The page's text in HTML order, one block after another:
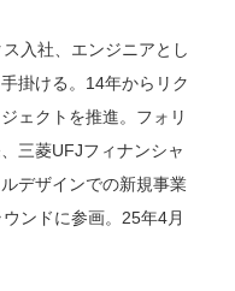
入社、エンジニアとし
掛ける。14年からリク
ェクトを推進。フォリ
三菱UFJフィナンシャ
デザインでの新規事業
ンドに参画。25年4月